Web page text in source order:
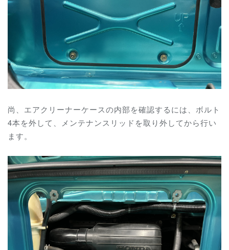
尚、エアクリーナーケースの内部を確認するには、ボルト
4本を外して、メンテナンスリッドを取り外してから行い
ます。